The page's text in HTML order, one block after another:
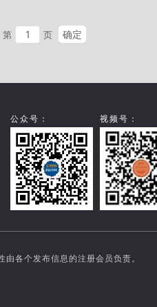
第 页 确定
公众号： 视频号：
各个发布信息的注册会员负责。